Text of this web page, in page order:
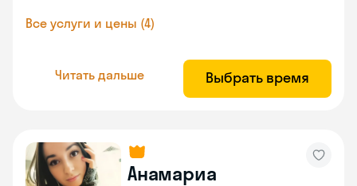
Все услуги и цены (4)
Читать дальше Выбрать время
Анамариа